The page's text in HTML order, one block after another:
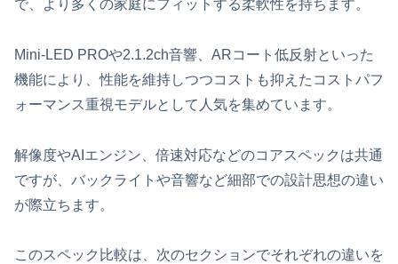
で、より多くの家庭にフィットする柔軟性を持ちます。
Mini-LED PROや2.1.2ch音響、ARコート低反射といった
機能により、性能を維持しつつコストも抑えたコストパフ
ォーマンス重視モデルとして人気を集めています。
解像度やAIエンジン、倍速対応などのコアスペックは共通
ですが、バックライトや音響など細部での設計思想の違い
が際立ちます。
このスペック比較は、次のセクションでそれぞれの違いを